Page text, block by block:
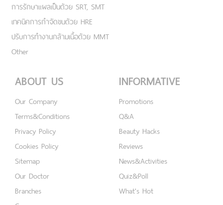
การรักษาแผลเป็นด้วย SRT, SMT
เทคนิคการกำจัดขนด้วย HRE
ปรับการทำงานกล้ามเนื้อด้วย MMT
Other
ABOUT US
Our Company
Terms&Conditions
Privacy Policy
Cookies Policy
Sitemap
Our Doctor
Branches
INFORMATIVE
Promotions
Q&A
Beauty Hacks
Reviews
News&Activities
Quiz&Poll
What's Hot